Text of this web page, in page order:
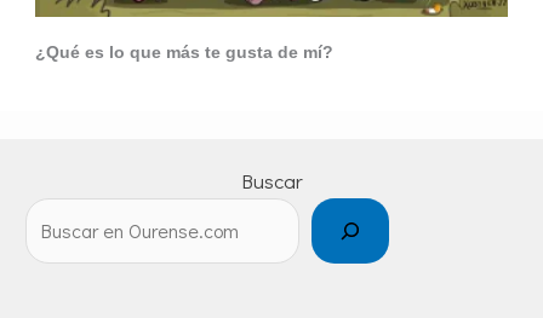
¿Qué es lo que más te gusta de mí?
Buscar